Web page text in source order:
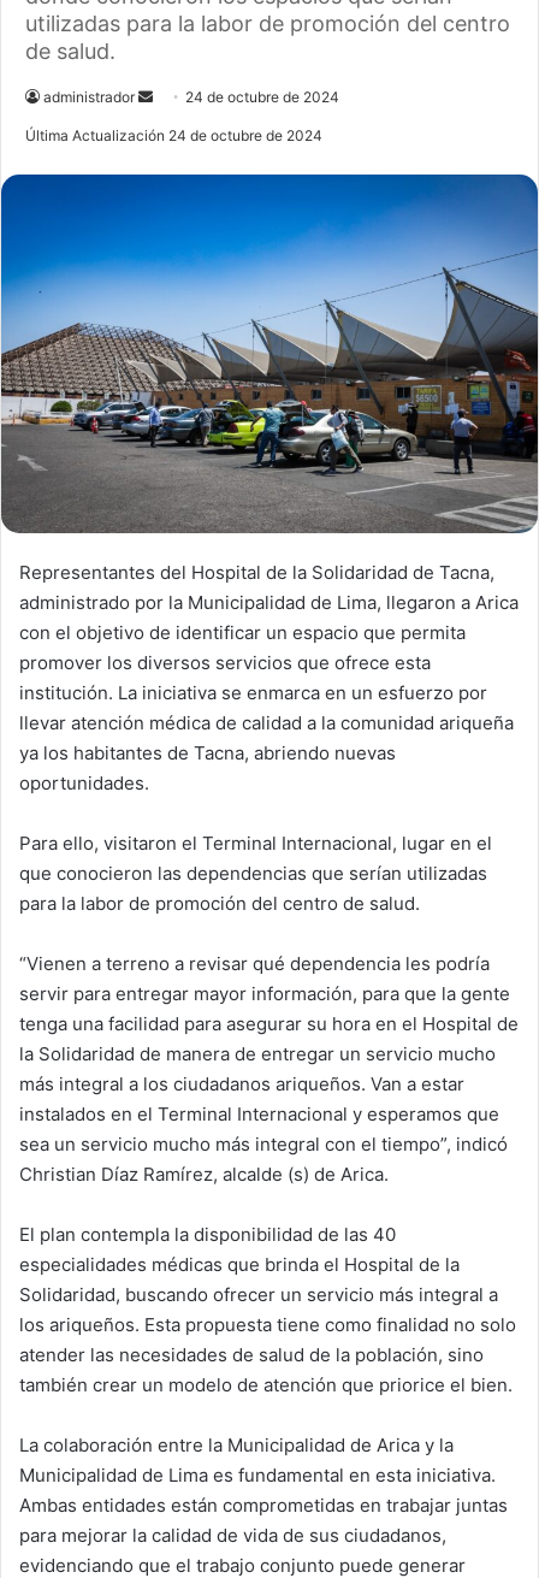
utilizadas para la labor de promoción del centro
de salud.
administrador
e
e
a
i
l
24 de octubre de 2024
Última Actualización 24 de octubre de 2024
Representantes del Hospital de la Solidaridad de Tacna,
administrado por la Municipalidad de Lima, llegaron a Arica
con el objetivo de identificar un espacio que permita
promover los diversos servicios que ofrece esta
institución. La iniciativa se enmarca en un esfuerzo por
llevar atención médica de calidad a la comunidad ariqueña
ya los habitantes de Tacna, abriendo nuevas
oportunidades.
Para ello, visitaron el Terminal Internacional, lugar en el
que conocieron las dependencias que serían utilizadas
para la labor de promoción del centro de salud.
“Vienen a terreno a revisar qué dependencia les podría
servir para entregar mayor información, para que la gente
tenga una facilidad para asegurar su hora en el Hospital de
la Solidaridad de manera de entregar un servicio mucho
más integral a los ciudadanos ariqueños. Van a estar
instalados en el Terminal Internacional y esperamos que
sea un servicio mucho más integral con el tiempo”, indicó
Christian Díaz Ramírez, alcalde (s) de Arica.
El plan contempla la disponibilidad de las 40
especialidades médicas que brinda el Hospital de la
Solidaridad, buscando ofrecer un servicio más integral a
los ariqueños. Esta propuesta tiene como finalidad no solo
atender las necesidades de salud de la población, sino
también crear un modelo de atención que priorice el bien.
La colaboración entre la Municipalidad de Arica y la
Municipalidad de Lima es fundamental en esta iniciativa.
Ambas entidades están comprometidas en trabajar juntas
para mejorar la calidad de vida de sus ciudadanos,
evidenciando que el trabajo conjunto puede generar